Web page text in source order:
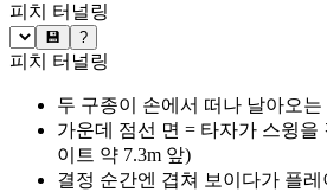
피치 터널링
💾 ?
피치 터널링
두 구종이 손에서 떠나 날아오
가운데 점선 면 = 타자가 스윙을
이트 약 7.3m 앞)
결정 순간엔 겹쳐 보이다가 플